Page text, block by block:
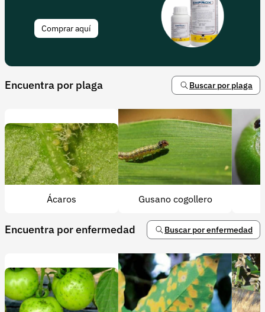
Comprar aquí
Encuentra por plaga Buscar por plaga
Ácaros Gusano cogollero
Encuentra por enfermedad Buscar por enfermedad